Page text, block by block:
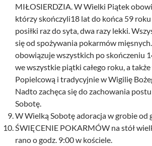
MIŁOSIERDZIA. W Wielki Piątek
którzy skończyli18 lat do końca 59
posiłki raz do syta, dwa razy lekki.
się od spożywania pokarmów
obowiązuje wszystkich po skończeniu
we wszystkie piątki całego roku, a
Popielcową i tradycyjnie w Wigilię
Nadto zachęca się do zachowania
Sobotę.
W Wielką Sobotę adoracja w grobie od
ŚWIĘCENIE POKARMÓW na stół
rano o godz. 9:00 w kościele.